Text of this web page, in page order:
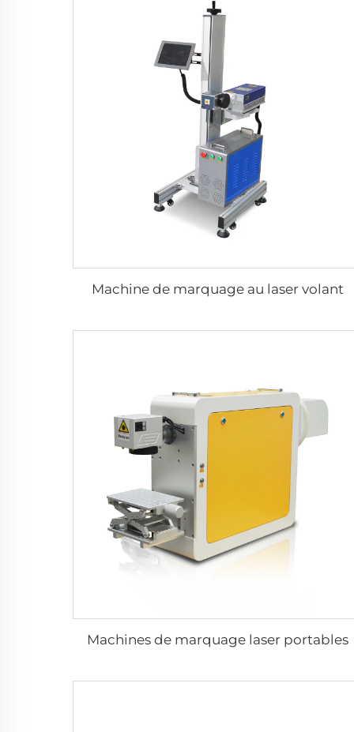
Machine de marquage au laser volant
Machines de marquage laser portables